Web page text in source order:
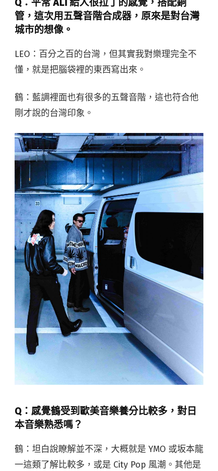
Q：平常 ALI 給人很拉丁的感覺，搭配銅
管，這次用五聲音階合成器，原來是對台灣
城市的想像。
LEO：百分之百的台灣，但其實我對樂理完全不
懂，就是把腦袋裡的東西寫出來。
鶴：藍調裡面也有很多的五聲音階，這也符合他
剛才說的台灣印象。
Q： 感覺鶴受到歐美音樂養分比較多，對日
本音樂熟悉嗎？
鶴：坦白說瞭解並不深，大概就是 YMO 或坂本龍
一這類了解比較多，或是 City Pop 風潮。其他是